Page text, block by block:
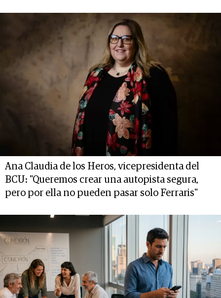
Ana Claudia de los Heros, vicepresidenta del
BCU: "Queremos crear una autopista segura,
pero por ella no pueden pasar solo Ferraris"